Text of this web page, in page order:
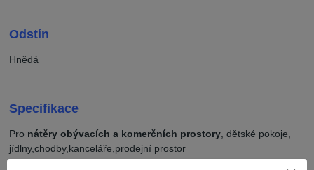
Odstín
Hnědá
Specifikace
Pro nátěry obývacích a komerčních prostory , dětské pokoje,
jídlny,chodby,kanceláře,prodejní prostor